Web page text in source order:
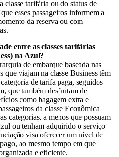
classe tarifária ou do status de
esses passageiros informem a
da reserva ou com
entre as classes tarifárias
na Azul?
de embarque baseada nas
que viajam na classe Business têm
de tarifa paga, seguidos
que também desfrutam de
como bagagem extra e
da classe Econômica
categorias, a menos que possuam
ou tenham adquirido o serviço
visa oferecer um nível de
ao mesmo tempo em que
e eficiente.